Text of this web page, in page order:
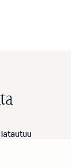
latautuu